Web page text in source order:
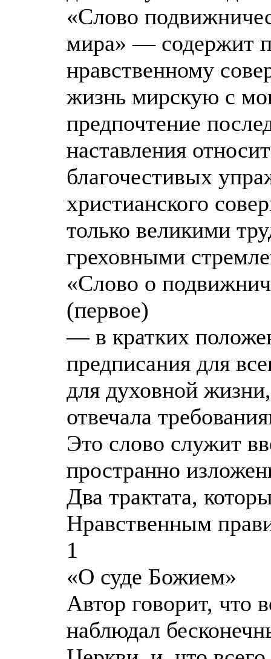
«Слово
мира» — содержит
нравственному
жизнь мирскую с
предпочтение
наставления
благочестивых
христианского
только великими
греховными
«Слово о
(первое)
— в кратких
предписания для
для духовной
отвечала
Это слово служит
пространно
Два трактата,
Нравственным
1
«О суде Божием»
Автор говорит, что
наблюдал